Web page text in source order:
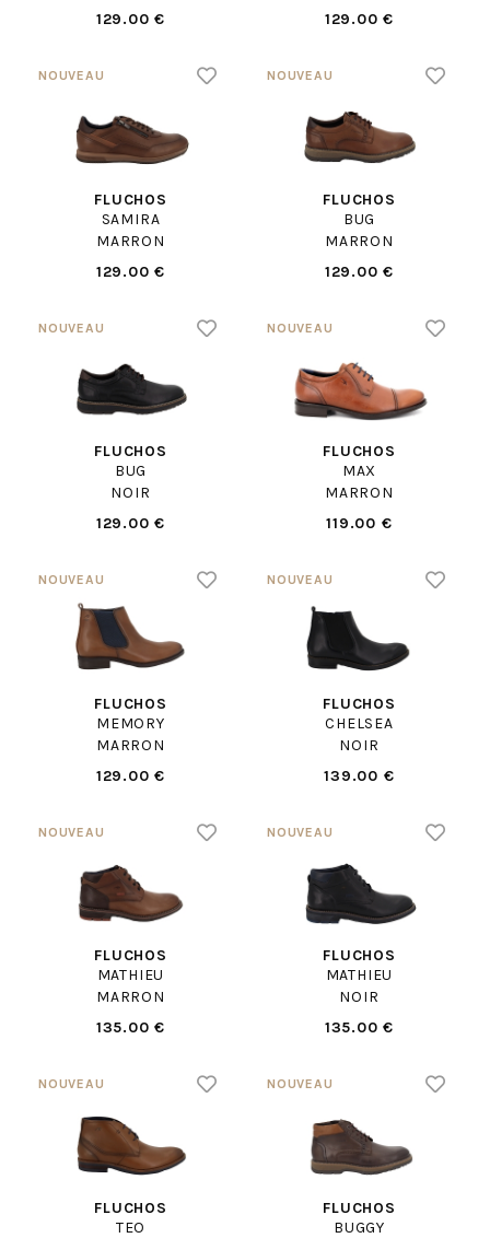
129.00 €
129.00 €
FLUCHOS
SAMIRA
MARRON
129.00 €
FLUCHOS
BUG
MARRON
129.00 €
FLUCHOS
BUG
NOIR
129.00 €
FLUCHOS
MAX
MARRON
119.00 €
FLUCHOS
MEMORY
MARRON
129.00 €
FLUCHOS
CHELSEA
NOIR
139.00 €
FLUCHOS
MATHIEU
MARRON
135.00 €
FLUCHOS
MATHIEU
NOIR
135.00 €
FLUCHOS
TEO
FLUCHOS
BUGGY